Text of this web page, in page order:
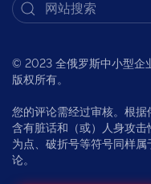
© 2023 全俄罗斯中小型企
版权所有。
您的评论需经过审核。根
含有脏话和（或）人身攻
为点、破折号等符号同样
论。